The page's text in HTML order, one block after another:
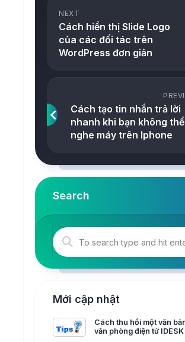
Snake
2048
Công
cụ
Online
NEXT
Cách hiển thị Slide Logo
của các đối tác trên
WordPress đơn giản
Cách tạo tin nhắn trả lời
nhanh khi bạn không thể
nghe máy trên Iphone
Search
Mới cập nhật
Cách thu hồi một văn
văn phòng điện tử IDESK